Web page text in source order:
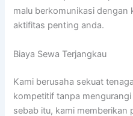
malu berkomunikasi dengan
aktifitas penting anda.
Biaya Sewa Terjangkau
Kami berusaha sekuat
kompetitif tanpa
sebab itu, kami memberikan